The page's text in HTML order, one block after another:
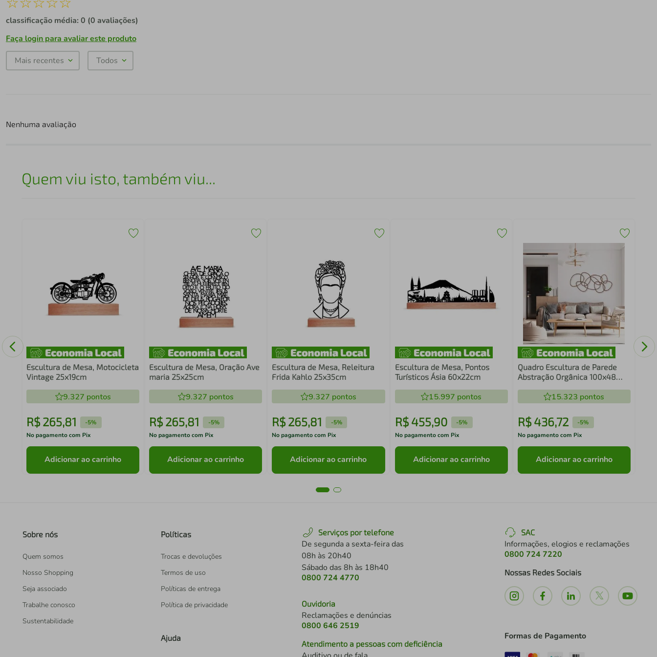
classificação média: 0 (0 avaliações)
Faça login para avaliar este produto
Mais recentes Todos
Nenhuma avaliação
Quem viu isto, também viu...
Escultura de Mesa, Motocicleta
Vintage 25x19cm
9.327 pontos
R$ 265,81 -5%
No pagamento com Pix
Adicionar ao carrinho
Escultura de Mesa, Oração Ave
maria 25x25cm
9.327 pontos
R$ 265,81 -5%
No pagamento com Pix
Adicionar ao carrinho
Escultura de Mesa, Releitura
Frida Kahlo 25x35cm
9.327 pontos
R$265,81 -5%
No pagamento com Pix
Adicionar ao carrinho
Escultura de Mesa, Pontos
Turísticos Ásia 60x22cm
15.997 pontos
R$ 455,90 -5%
No pagamento com Pix
Adicionar ao carrinho
Quadro Escultura de Parede
Abstração Orgânica 100x48
15.323 pontos
R$ 436,72 -5%
No pagamento com Pix
Adicionar ao carrinho
Sobre nós
Quem somos
Nosso Shopping
Seja associado
Trabalhe conosco
Sustentabilidade
Políticas
Trocas e devoluções
Termos de uso
Políticas de entrega
Política de privacidade
Ajuda
Serviços por telefone
De segunda a sexta-feira das
08h às 20h40
Sábado das 8h às 18h40
0800 724 4770
Ouvidoria
Reclamações e denúncias
0800 646 2519
Atendimento a pessoas com deficiência
SAC
Informações, elogios e reclamações
0800 724 7220
Nossas Redes Sociais
Formas de Pagamento